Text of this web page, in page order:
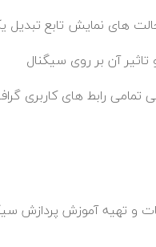
های نمایش تابع
تاثیر آن بر روی سیگنال
تمامی رابط های کاربری
و تهیه آموزش پردازش